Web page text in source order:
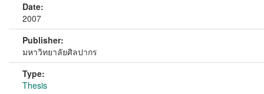
Date:
2007
Publisher:
มหาวิทยาลัยศิลปากร
Type:
Thesis